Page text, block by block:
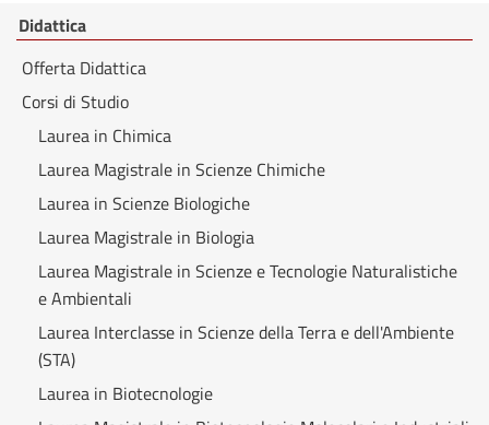
Didattica
Offerta Didattica
Corsi di Studio
Laurea in Chimica
Laurea Magistrale in Scienze Chimiche
Laurea in Scienze Biologiche
Laurea Magistrale in Biologia
Laurea Magistrale in Scienze e Tecnologie Naturalistiche
e Ambientali
Laurea Interclasse in Scienze della Terra e dell'Ambiente
(STA)
Laurea in Biotecnologie